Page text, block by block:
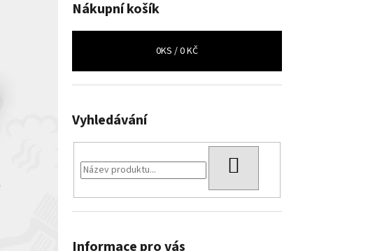
Nákupní košík
0KS /0 KČ
Vyhledávání
Informace pro vás